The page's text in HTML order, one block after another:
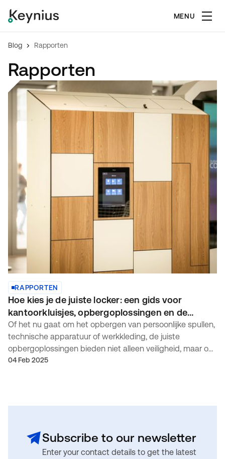
MENU
Blog Rapporten
Rapporten
RAPPORTEN
Hoe kies je de juiste locker: een gids voor
kantoorkluisjes, opbergoplossingen en de
moderne werkplek
Of het nu gaat om het opbergen van persoonlijke spullen,
technische apparatuur of werkkleding, de juiste
opbergoplossingen bieden niet alleen veiligheid, maar ook
een betere organisatie. Met een toenemende vraag naar
04 Feb 2025
Subscribe to our newsletter
Enter your contact details to get the latest